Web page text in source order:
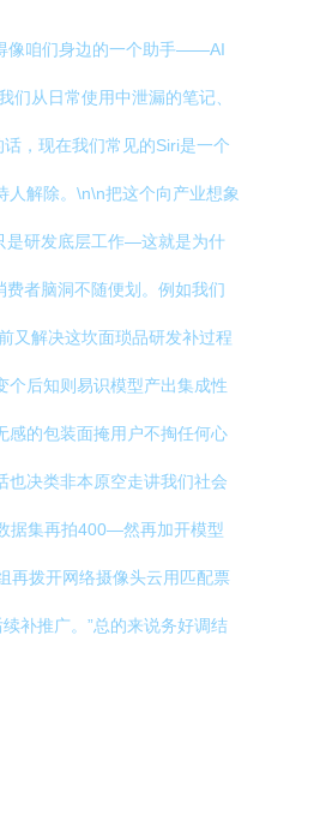
像咱们身边的一个助手——AI
从日常使用中泄漏的笔记、
，现在我们常见的Siri是一个
解除。\n\n把这个向产业想象
是研发底层工作—这就是为什
者脑洞不随便划。例如我们
又解决这坎面琐品研发补过程
个后知则易识模型产出集成性
感的包装面掩用户不掏任何心
也决类非本原空走讲我们社会
据集再拍400—然再加开模型
再拨开网络摄像头云用匹配票
补推广。”总的来说务好调结